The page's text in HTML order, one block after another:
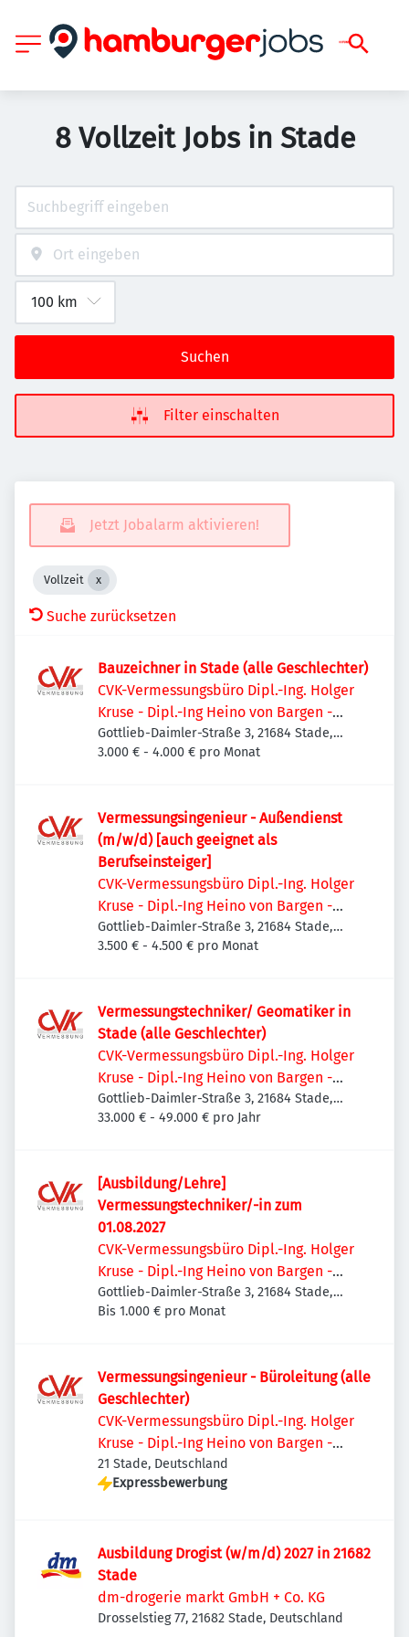
8 Vollzeit Jobs in Stade
Suchen
Filter einschalten
Jetzt Jobalarm aktivieren!
Vollzeit
Suche zurücksetzen
Bauzeichner in Stade (alle Geschlechter)
CVK-Vermessungsbüro Dipl.-Ing. Holger
Kruse - Dipl.-Ing Heino von Bargen -
Daniel Kruse, M. Sc.
Gottlieb-Daimler-Straße 3, 21684 Stade,
Deutschland
3.000 € - 4.000 € pro Monat
Vermessungsingenieur - Außendienst
(m/w/d) [auch geeignet als
Berufseinsteiger]
CVK-Vermessungsbüro Dipl.-Ing. Holger
Kruse - Dipl.-Ing Heino von Bargen -
Daniel Kruse, M. Sc.
Gottlieb-Daimler-Straße 3, 21684 Stade,
Deutschland
3.500 € - 4.500 € pro Monat
Vermessungstechniker/ Geomatiker in
Stade (alle Geschlechter)
CVK-Vermessungsbüro Dipl.-Ing. Holger
Kruse - Dipl.-Ing Heino von Bargen -
Daniel Kruse, M. Sc.
Gottlieb-Daimler-Straße 3, 21684 Stade,
Deutschland
33.000 € - 49.000 € pro Jahr
[Ausbildung/Lehre]
Vermessungstechniker/-in zum
01.08.2027
CVK-Vermessungsbüro Dipl.-Ing. Holger
Kruse - Dipl.-Ing Heino von Bargen -
Daniel Kruse, M. Sc.
Gottlieb-Daimler-Straße 3, 21684 Stade,
Deutschland
Bis 1.000 € pro Monat
Vermessungsingenieur - Büroleitung (alle
Geschlechter)
CVK-Vermessungsbüro Dipl.-Ing. Holger
Kruse - Dipl.-Ing Heino von Bargen -
Daniel Kruse, M. Sc.
21 Stade, Deutschland
Expressbewerbung
Ausbildung Drogist (w/m/d) 2027 in 21682
Stade
dm-drogerie markt GmbH + Co. KG
Drosselstieg 77, 21682 Stade, Deutschland